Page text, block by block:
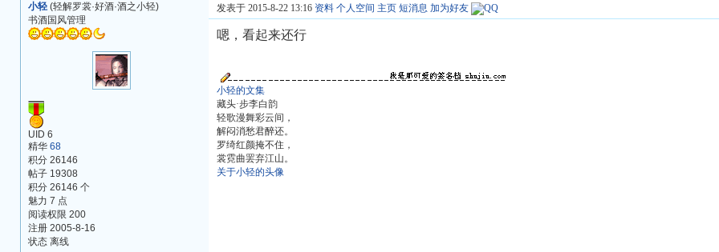
小轻 (轻解罗裳·好酒·酒之小轻)
书酒国风管理
UID 6
精华 68
积分 26146
帖子 19308
积分 26146 个
魅力 7 点
阅读权限 200
注册 2005-8-16
状态 离线
发表于 2015-8-22 13:16 资料 个人空间 主页 短消息 加为好友
嗯，看起来还行
小轻的文集
藏头·步李白韵
轻歌漫舞彩云间，
解闷消愁君醉还。
罗绮红颜掩不住，
裳霓曲罢弃江山。
关于小轻的头像